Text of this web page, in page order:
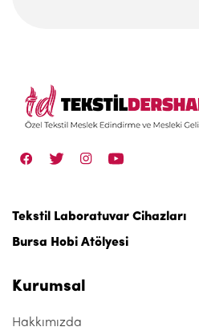
Tekstil Laboratuvar Cihazları
Bursa Hobi Atölyesi
Kurumsal
Hakkımızda